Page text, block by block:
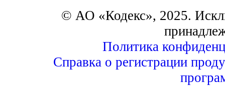
© АО «Кодекс», 2025.
Политика
Справка о регистрации